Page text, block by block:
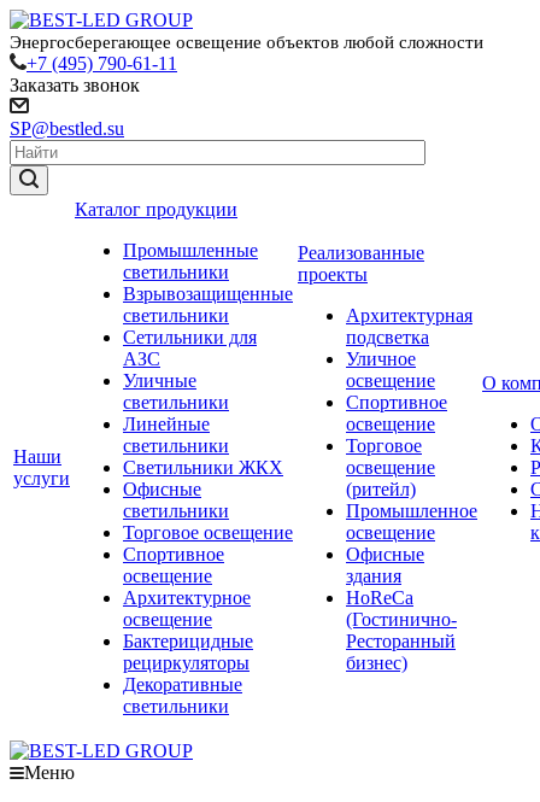
Энергосберегающее освещение объектов любой сложности
+7 (495) 790-61-11
Заказать звонок
SP@bestled.su
Наши
услуги
Каталог продукции
Промышленные
светильники
Взрывозащищенные
светильники
Сетильники для
АЗС
Уличные
светильники
Линейные
светильники
Светильники ЖКХ
Офисные
светильники
Торговое освещение
Спортивное
освещение
Архитектурное
освещение
Бактерицидные
рециркуляторы
Декоративные
светильники
Реализованные
проекты
Архитектурная
подсветка
Уличное
освещение
Спортивное
освещение
Торговое
освещение
(ритейл)
Промышленное
освещение
Офисные
здания
HoReCa
(Гостинично-
Ресторанный
бизнес)
О
Меню